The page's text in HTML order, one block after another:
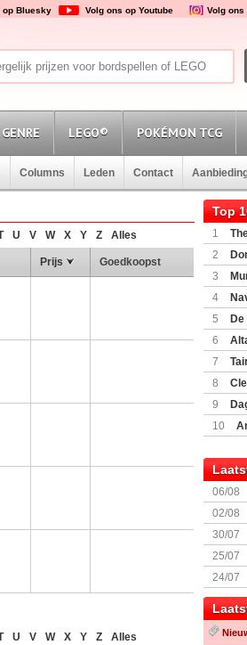
op Bluesky Volg ons op Youtube Volg ons
LEGO® POKÉMON TCG
Columns Leden Contact
U V W X Y Z Alles
Prijs Goedkoopst
U V W X Y Z Alles
Top
1
2
3
4
5
6
7
8
9
10
06/08
Land
02/08
30/07
25/07
24/07